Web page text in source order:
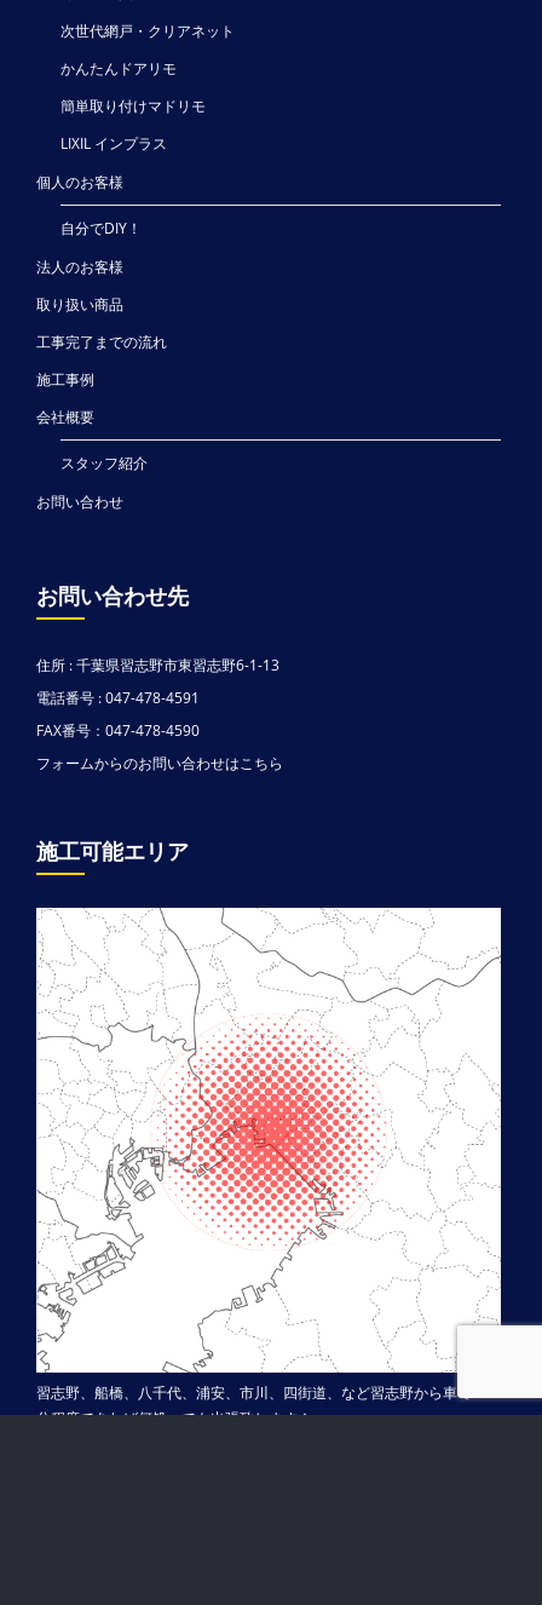
次世代網戸・クリアネット
かんたんドアリモ
簡単取り付けマドリモ
LIXIL インプラス
個人のお客様
自分でDIY！
法人のお客様
取り扱い商品
工事完了までの流れ
施工事例
会社概要
スタッフ紹介
お問い合わせ
お問い合わせ先
住所 : 千葉県習志野市東習志野6-1-13
電話番号 : 047-478-4591
FAX番号：047-478-4590
フォームからのお問い合わせはこちら
施工可能エリア
習志野、船橋、八千代、浦安、市川、四街道、など習志野から車で30
分程度であれば何処へでも出張致します！